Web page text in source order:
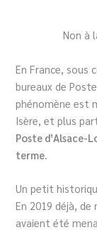
Non à
En France, sous
bureaux de
phénomène est
Isère, et plus
Poste d’Alsace-
terme.
Un petit
En 2019 déjà,
avaient été